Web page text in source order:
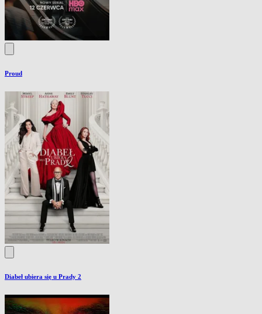
Proud
Diabeł ubiera się u Prady 2